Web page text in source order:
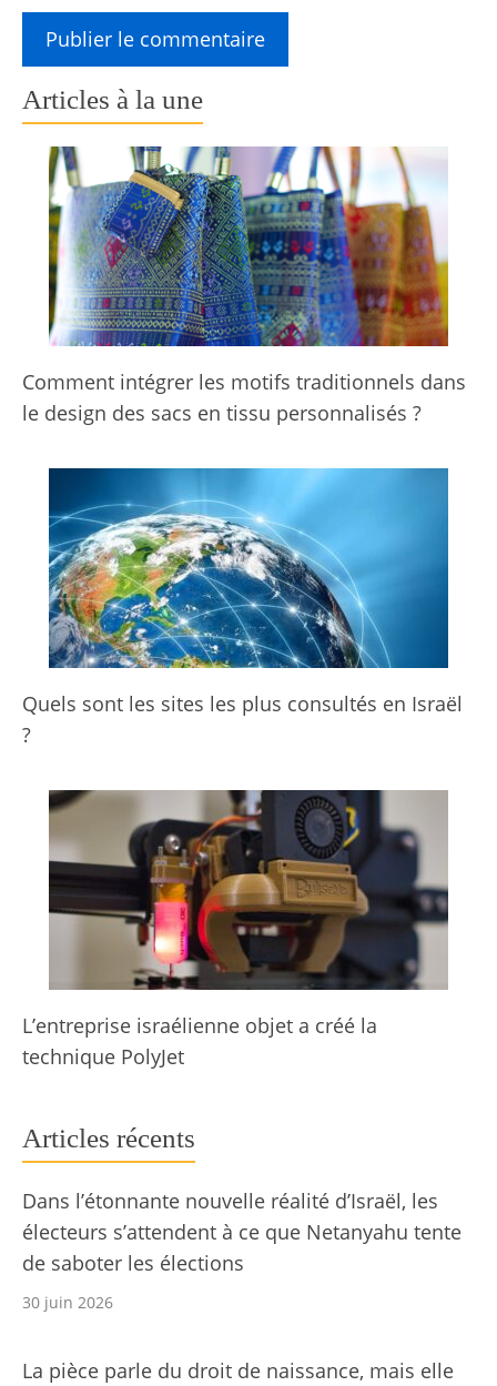
Articles à la une
Comment intégrer les motifs traditionnels dans
le design des sacs en tissu personnalisés ?
Quels sont les sites les plus consultés en Israël
?
L’entreprise israélienne objet a créé la
technique PolyJet
Articles récents
Dans l’étonnante nouvelle réalité d’Israël, les
électeurs s’attendent à ce que Netanyahu tente
de saboter les élections
30 juin 2026
La pièce parle du droit de naissance, mais elle